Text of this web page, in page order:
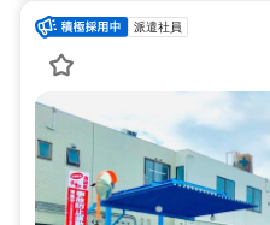
派遣社員